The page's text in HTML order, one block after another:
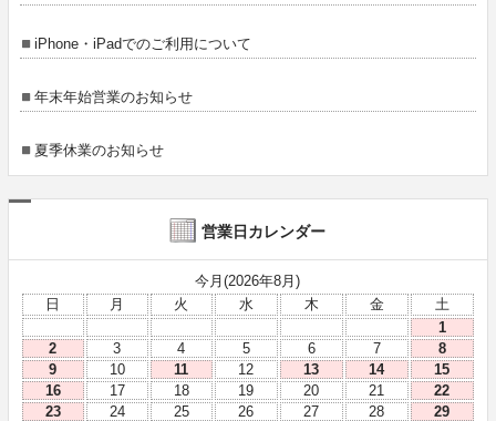
iPhone・iPadでのご利用について
年末年始営業のお知らせ
夏季休業のお知らせ
営業日カレンダー
今月(2026年8月)
日
月 火 水 木 金
土
1
2
3 4 5 6 7
8
9
10 11 12 13 14
15
16
17 18 19 20 21
22
23
24 25 26 27 28
29